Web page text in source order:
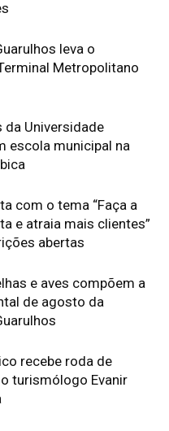
leva o
Metropolitano
da Universidade
escola municipal na
com o tema “Faça a
e atraia mais clientes”
abertas
e aves compõem a
de agosto da
recebe roda de
turismólogo Evanir